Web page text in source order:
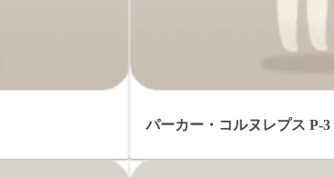
パーカー・コルヌレプス P-3